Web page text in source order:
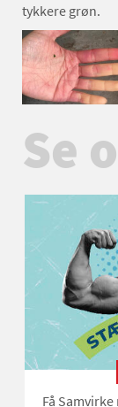
tykkere grøn.
Se
Få